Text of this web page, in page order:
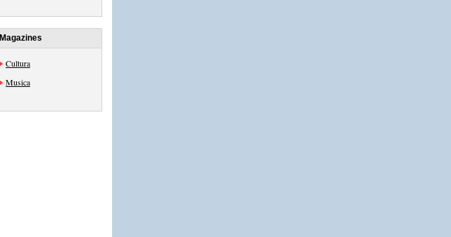
Magazines
Cultura
Musica